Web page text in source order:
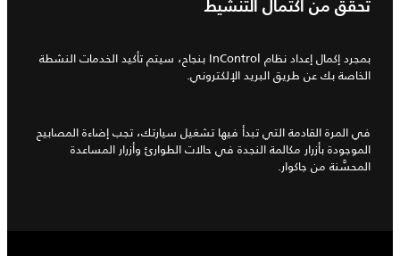
تحقَّق من اكتمال التنشيط
بمجرد إكمال إعداد نظام InControl بنجاح، سيتم تأكيد الخدمات النشطة
الخاصة بك عن طريق البريد الإلكتروني.
في المرة القادمة التي تبدأ فيها تشغيل سيارتك، تجب إضاءة المصابيح
الموجودة بأزرار مكالمة النجدة في حالات الطوارئ وأزرار المساعدة
المحسَّنة من جاكوار.